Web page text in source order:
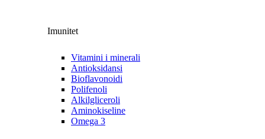
Imunitet
Vitamini i minerali
Antioksidansi
Bioflavonoidi
Polifenoli
Alkilgliceroli
Aminokiseline
Omega 3